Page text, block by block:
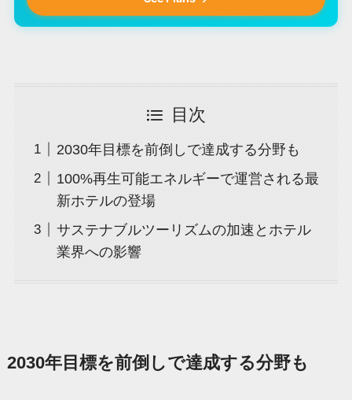
目次
2030年目標を前倒しで達成する分野も
100%再生可能エネルギーで運営される最
新ホテルの登場
サステナブルツーリズムの加速とホテル
業界への影響
2030年目標を前倒しで達成する分野も